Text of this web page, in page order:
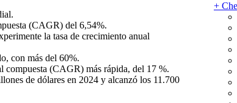
+
(CAGR) del 6,54%.
la tasa de crecimiento anual
con más del 60%.
compuesta (CAGR) más rápida, del 17 %.
de dólares en 2024 y alcanzó los 11.700